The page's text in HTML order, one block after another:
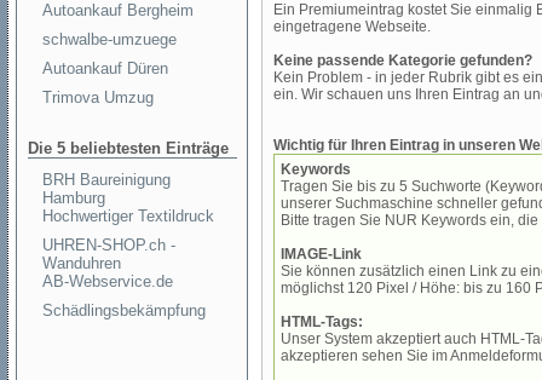
Autoankauf Bergheim
schwalbe-umzuege
Autoankauf Düren
Trimova Umzug
Die 5 beliebtesten Einträge
BRH Baureinigung
Hamburg
Hochwertiger Textildruck
UHREN-SHOP.ch -
Wanduhren
AB-Webservice.de
Schädlingsbekämpfung
Ein Premiumeintrag kostet Sie einmalig
eingetragene Webseite.
Keine passende Kategorie gefunden?
Kein Problem - in jeder Rubrik gibt es
ein. Wir schauen uns Ihren Eintrag an
Wichtig für Ihren Eintrag in unseren
Keywords
Tragen Sie bis zu 5 Suchworte
unserer Suchmaschine schneller
Bitte tragen Sie NUR Keywords ein,
IMAGE-Link
Sie können zusätzlich einen Link zu
möglichst 120 Pixel / Höhe: bis zu 160
HTML-Tags:
Unser System akzeptiert auch HTML-
akzeptieren sehen Sie im